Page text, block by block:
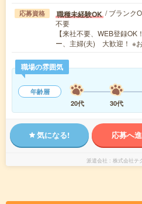
応募資格 職種未経験OK / ブランク
不要
【来社不要、WEB登録
ー、主婦(夫) 大歓迎！ ※
職場の雰囲気
年齢層
20代
30代
気になる! 応募へ
派遣会社 株式会社テ